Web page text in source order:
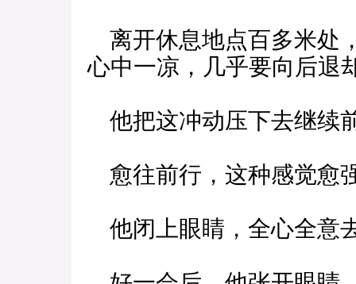
离开休息地点百多米处
心中一凉，几乎要向后退
他把这冲动压下去继续
愈往前行，这种感觉愈
他闭上眼睛，全心全意